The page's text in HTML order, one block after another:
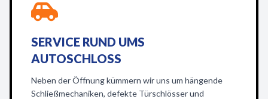
SERVICE RUND UMS
AUTOSCHLOSS
Neben der Öffnung kümmern wir uns um hängende
Schließmechaniken, defekte Türschlösser und